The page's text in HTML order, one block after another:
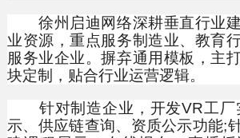
徐州启迪网络深耕垂直行业建
业资源，重点服务制造业、教育
服务业企业。摒弃通用模板，主
块定制，贴合行业运营逻辑。
针对制造企业，开发VR工厂
示、供应链查询、资质公示功能;